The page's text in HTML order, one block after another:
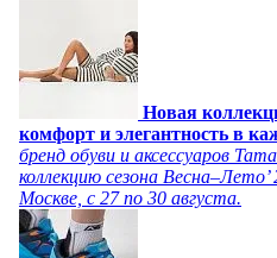
Новая
комфорт и элегантность в
бренд обуви и аксессуаров
коллекцию сезона
Москве, с 27 по 30 августа.